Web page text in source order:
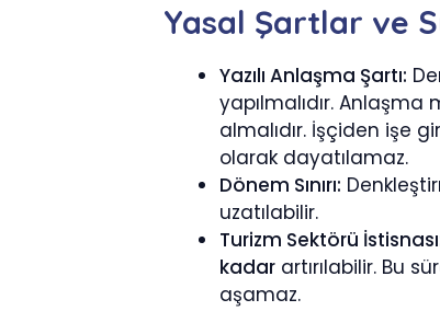
Yasal Şartlar ve
Yazılı Anlaşma Şartı:
yapılmalıdır.
almalıdır. İşçiden işe
olarak dayatılamaz.
Dönem Sınırı:
uzatılabilir.
Turizm Sektörü
kadar artırılabilir. Bu
aşamaz.